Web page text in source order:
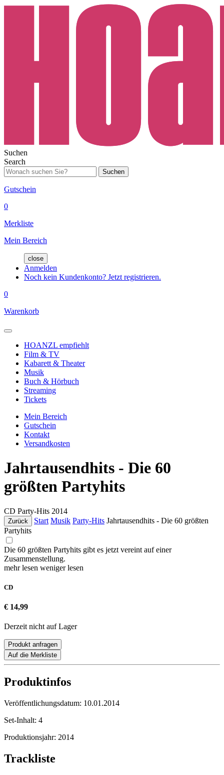
Suchen
Search
Suchen
Gutschein
0
Merkliste
Mein Bereich
close
Anmelden
Noch kein Kundenkonto? Jetzt registrieren.
0
Warenkorb
HOANZL empfiehlt
Film & TV
Kabarett & Theater
Musik
Buch & Hörbuch
Streaming
Tickets
Mein Bereich
Gutschein
Kontakt
Versandkosten
Jahrtausendhits - Die 60
größten Partyhits
CD Party-Hits 2014
Zurück Start Musik Party-Hits Jahrtausendhits - Die 60 größten
Partyhits
Die 60 größten Partyhits gibt es jetzt vereint auf einer
Zusammenstellung.
mehr lesen weniger lesen
CD
€ 14,99
Derzeit nicht auf Lager
Produkt anfragen
Auf die Merkliste
Produktinfos
Veröffentlichungsdatum: 10.01.2014
Set-Inhalt: 4
Produktionsjahr: 2014
Trackliste